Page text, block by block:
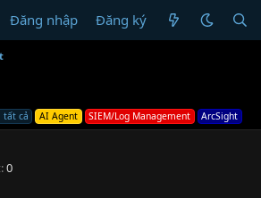
Đăng nhập Đăng ký
tất cả AI Agent SIEM/Log Management ArcSight
0